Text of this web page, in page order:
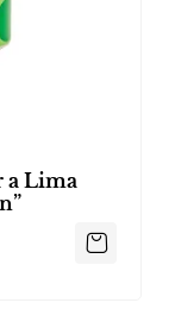
a Lima